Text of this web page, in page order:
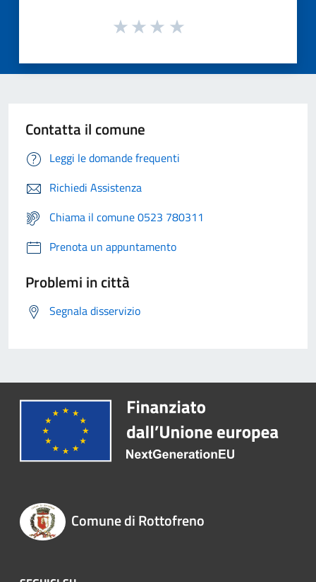
Contatta il comune
Leggi le domande frequenti
Richiedi Assistenza
Chiama il comune 0523 780311
Prenota un appuntamento
Problemi in città
Segnala disservizio
Comune di Rottofreno